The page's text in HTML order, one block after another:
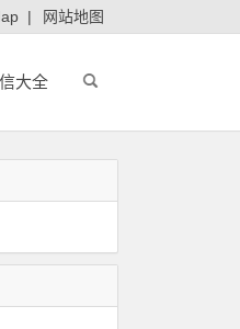
| 网站地图
大全